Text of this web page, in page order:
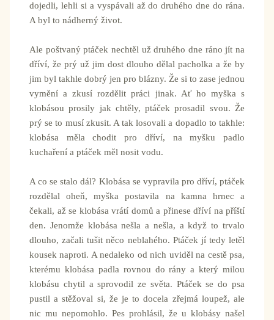
dojedli, lehli si a vyspávali až do druhého dne do rána.
A byl to nádherný život.
Ale poštvaný ptáček nechtěl už druhého dne ráno jít na
dříví, že prý už jim dost dlouho dělal pacholka a že by
jim byl takhle dobrý jen pro blázny. Že si to zase jednou
vymění a zkusí rozdělit práci jinak. Ať ho myška s
klobásou prosily jak chtěly, ptáček prosadil svou. Že
prý se to musí zkusit. A tak losovali a dopadlo to takhle:
klobása měla chodit pro dříví, na myšku padlo
kuchaření a ptáček měl nosit vodu.
A co se stalo dál? Klobása se vypravila pro dříví, ptáček
rozdělal oheň, myška postavila na kamna hrnec a
čekali, až se klobása vrátí domů a přinese dříví na příští
den. Jenomže klobása nešla a nešla, a když to trvalo
dlouho, začali tušit něco neblahého. Ptáček jí tedy letěl
kousek naproti. A nedaleko od nich uviděl na cestě psa,
kterému klobása padla rovnou do rány a který milou
klobásu chytil a sprovodil ze světa. Ptáček se do psa
pustil a stěžoval si, že je to docela zřejmá loupež, ale
nic mu nepomohlo. Pes prohlásil, že u klobásy našel